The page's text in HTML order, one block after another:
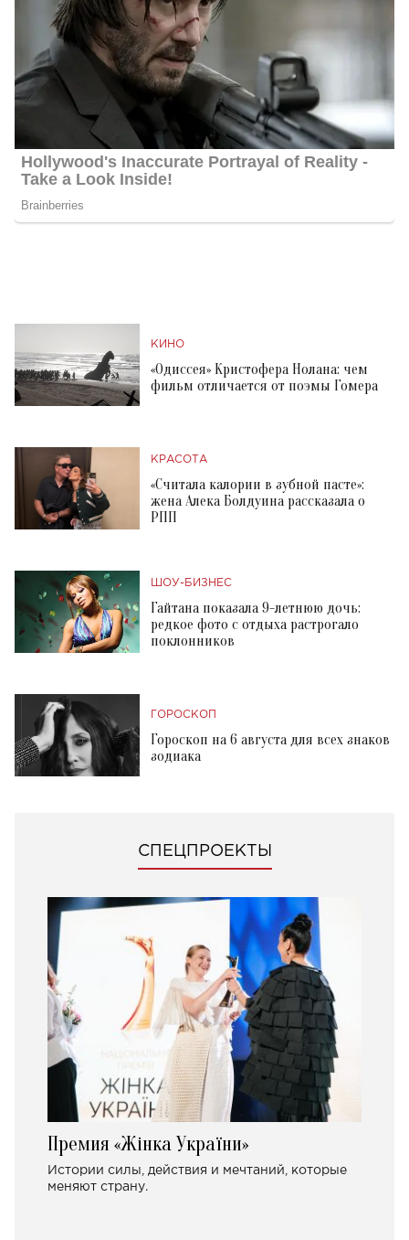
КИНО
«Одиссея» Кристофера Нолана: чем
фильм отличается от поэмы Гомера
КРАСОТА
«Считала калории в зубной пасте»:
жена Алека Болдуина рассказала о
РПП
ШОУ-БИЗНЕС
Гайтана показала 9-летнюю дочь:
редкое фото с отдыха растрогало
поклонников
ГОРОСКОП
Гороскоп на 6 августа для всех знаков
зодиака
СПЕЦПРОЕКТЫ
Премия «Жінка України»
Истории силы, действия и мечтаний, которые
меняют страну.